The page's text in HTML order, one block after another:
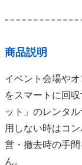
商品説明
イベント会場や
をスマートに回
ット」のレンタ
用しない時はコ
営・撤去時の手
ん。